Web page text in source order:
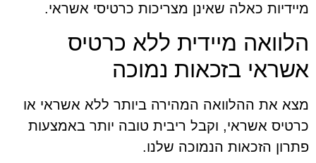
מיידיות כאלה שאינן מצריכות כרטיסי אשראי.
הלוואה מיידית ללא כרטיס
אשראי בזכאות נמוכה
מצא את ההלוואה המהירה ביותר ללא אשראי או
כרטיס אשראי, וקבל ריבית טובה יותר באמצעות
פתרון הזכאות הנמוכה שלנו.